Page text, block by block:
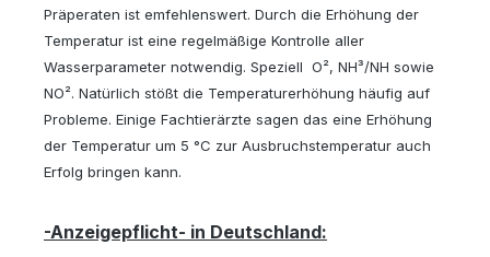
Präperaten ist emfehlenswert. Durch die Erhöhung der
Temperatur ist eine regelmäßige Kontrolle aller
Wasserparameter notwendig. Speziell O², NH³/NH sowie
NO². Natürlich stößt die Temperaturerhöhung häufig auf
Probleme. Einige Fachtierärzte sagen das eine Erhöhung
der Temperatur um 5 °C zur Ausbruchstemperatur auch
Erfolg bringen kann.
-Anzeigepflicht- in Deutschland: